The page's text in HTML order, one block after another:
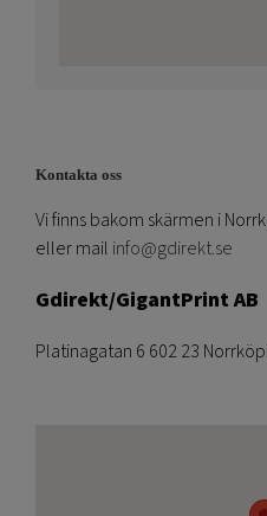
Kontakta oss
Vi finns bakom skärmen i
eller mail info@gdirekt.se
Gdirekt/GigantPrint AB
Platinagatan 6 602 23